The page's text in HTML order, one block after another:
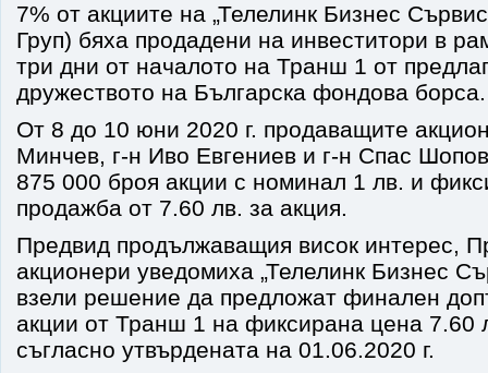
7% от акциите на „Телелинк Бизнес
Груп) бяха продадени на инвеститори в
три дни от началото на Транш 1 от
дружеството на Българска фондова
От 8 до 10 юни 2020 г. продаващите
Минчев, г-н Иво Евгениев и г-н Спас
875 000 броя акции с номинал 1 лв. и
продажба от 7.60 лв. за акция.
Предвид продължаващия висок интерес,
акционери уведомиха „Телелинк Бизнес
взели решение да предложат финален
акции от Транш 1 на фиксирана цена 7.60
съгласно утвърдената на 01.06.2020 г.